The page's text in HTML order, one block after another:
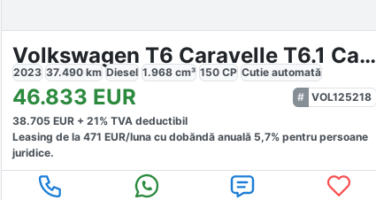
Volkswagen T6 Caravelle T6.1 Caravelle 2.0 TDI DSG 150PS
2023 37.490 km Diesel 1.968 cm³ 150 CP Cutieautomată
46.833 EUR
VOL125218
38.705 EUR +21% TVA deductibil
Leasing de la471 EUR/luna cu dobăndă anuală 5,7% pentru persoane
juridice.